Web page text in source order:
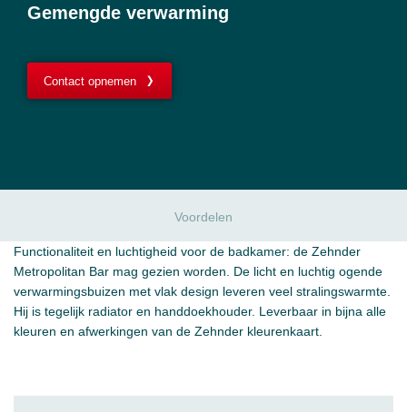
Gemengde verwarming
Contact opnemen
Voordelen
Functionaliteit en luchtigheid voor de badkamer: de Zehnder
Metropolitan Bar mag gezien worden. De licht en luchtig ogende
verwarmingsbuizen met vlak design leveren veel stralingswarmte.
Hij is tegelijk radiator en handdoekhouder. Leverbaar in bijna alle
kleuren en afwerkingen van de Zehnder kleurenkaart.